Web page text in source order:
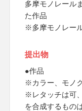
多摩モノレール
た作品
※多摩モノレー
提出物
●作品
※カラー、モノ
※レタッチは可
を合成するもの